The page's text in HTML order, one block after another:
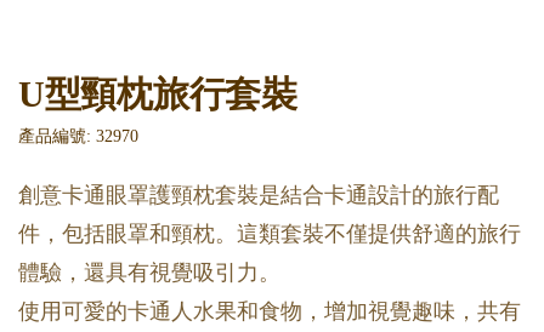
U型頸枕旅行套裝
產品編號: 32970
創意卡通眼罩護頸枕套裝是結合卡通設計的旅行配
件，包括眼罩和頸枕。這類套裝不僅提供舒適的旅行
體驗，還具有視覺吸引力。
使用可愛的卡通人水果和食物，增加視覺趣味，共有